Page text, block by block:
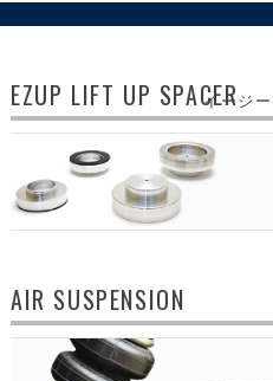
EZUP LIFT UP SPACER
イージ
AIR SUSPENSION